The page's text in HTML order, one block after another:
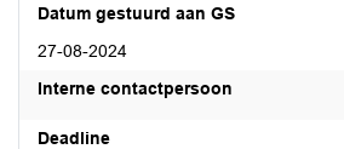
Datum gestuurd aan GS
27-08-2024
Interne contactpersoon
Deadline